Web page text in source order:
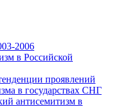
2006
в Российской
проявлений
в государствах СНГ
антисемитизм в